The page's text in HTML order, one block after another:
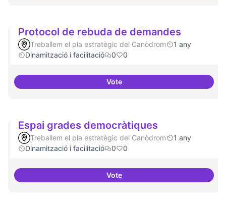
Protocol de rebuda de demandes
Treballem el pla estratègic del Canòdrom
1 any
Dinamització i facilitació
0 0
VoteProtocol de rebuda de
Espai grades democràtiques
Treballem el pla estratègic del Canòdrom
1 any
Dinamització i facilitació
0 0
VoteEspai grades democràtiques